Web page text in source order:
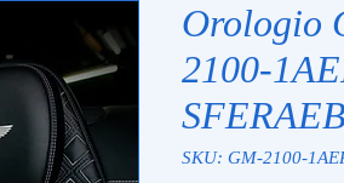
Orologio
2100-
SKU: GM-2100-